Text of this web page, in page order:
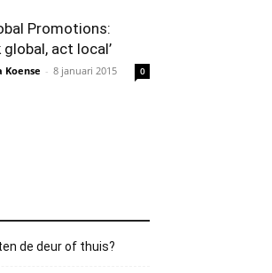
Promotions:
global, act local’
Koense - 8 januari 2015 0
de deur of thuis?